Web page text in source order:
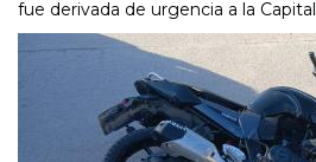
fue derivada de urgencia a la Capital